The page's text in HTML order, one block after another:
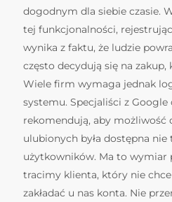
dogodnym dla siebie czasie.
tej funkcjonalności,
wynika z faktu, że ludzie
często decydują się na
Wiele firm wymaga jednak
systemu. Specjaliści z Google
rekomendują, aby możliwość
ulubionych była dostępna
użytkowników. Ma to wymiar
tracimy klienta, który nie
zakładać u nas konta. Nie